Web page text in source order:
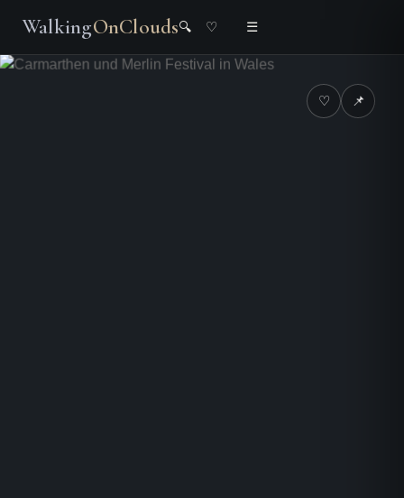
WalkingOnClouds🔍 ♡ ☰
♡ 📌